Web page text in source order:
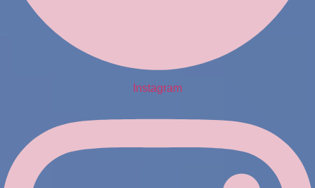
Instagram